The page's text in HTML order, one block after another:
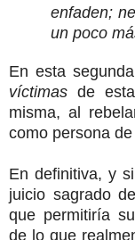
enfaden;
un poco
En esta
víctimas de
misma, al
como persona de
En definitiva, y
juicio sagrado
que permitiría
de lo que